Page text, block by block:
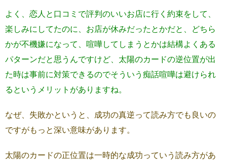
よく、恋人と口コミで評判のいいお店に行く約束をして、
楽しみにしてたのに、お店が休みだったとかだと、どちら
かが不機嫌になって、喧嘩してしまうとかは結構よくある
パターンだと思うんですけど、太陽のカードの逆位置が出
た時は事前に対策できるのでそういう痴話喧嘩は避けられ
るというメリットがありますね。
なぜ、失敗かというと、成功の真逆って読み方でも良いの
ですがもっと深い意味があります。
太陽のカードの正位置は一時的な成功っていう読み方があ